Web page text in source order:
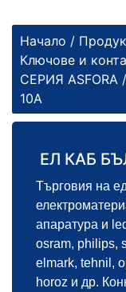
Начало /
Ключове и
СЕРИЯ ASFORA /
10А
ЕЛ КАБ
Търговия на
апаратура и
osram, philips,
elmark, tehnil,
horoz и др.